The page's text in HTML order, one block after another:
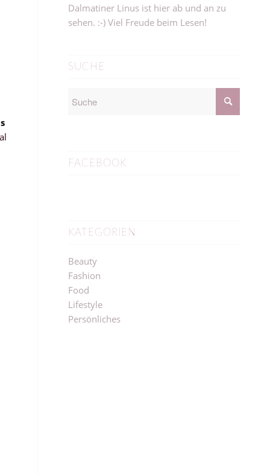
Dalmatiner Linus ist hier ab und an zu
sehen. :-) Viel Freude beim Lesen!
SUCHE
FACEBOOK
KATEGORIEN
Beauty
Fashion
Food
Lifestyle
Persönliches